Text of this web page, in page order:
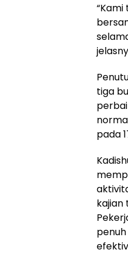
tiga
pada
kajian